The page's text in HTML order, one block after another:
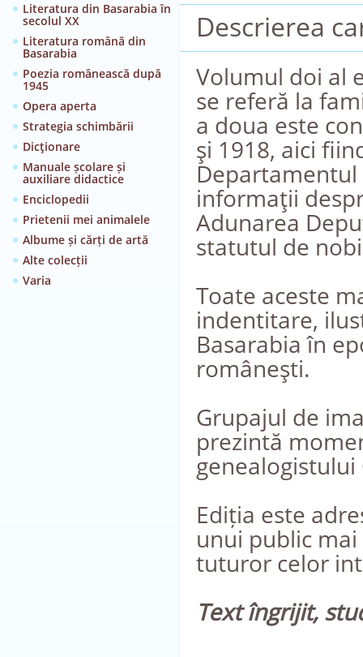
Literatura din Basarabia în
secolul XX
Literatura română din
Basarabia
Poezia românească după
1945
Opera aperta
Strategia schimbării
Dicţionare
Manuale școlare și
auxiliare didactice
Enciclopedii
Prietenii mei animalele
Albume și cărți de artă
Alte colecții
Varia
Descrierea
Volumul doi al
se referă la
a doua este
şi 1918, aici
Departamentul
informaţii
Adunarea
statutul de
Toate aceste
indentitare,
Basarabia în
româneşti.
Grupajul de
prezintă
genealogistului
Ediția este
unui public
tuturor celor
Text îngrijit,